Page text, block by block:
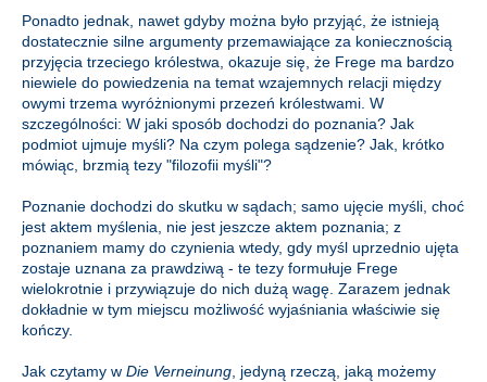
Ponadto jednak, nawet gdyby można było przyjąć, że istnieją
dostatecznie silne argumenty przemawiające za koniecznością
przyjęcia trzeciego królestwa, okazuje się, że Frege ma bardzo
niewiele do powiedzenia na temat wzajemnych relacji między
owymi trzema wyróżnionymi przezeń królestwami. W
szczególności: W jaki sposób dochodzi do poznania? Jak
podmiot ujmuje myśli? Na czym polega sądzenie? Jak, krótko
mówiąc, brzmią tezy "filozofii myśli"?
Poznanie dochodzi do skutku w sądach; samo ujęcie myśli, choć
jest aktem myślenia, nie jest jeszcze aktem poznania; z
poznaniem mamy do czynienia wtedy, gdy myśl uprzednio ujęta
zostaje uznana za prawdziwą - te tezy formułuje Frege
wielokrotnie i przywiązuje do nich dużą wagę. Zarazem jednak
dokładnie w tym miejscu możliwość wyjaśniania właściwie się
kończy.
Jak czytamy w Die Verneinung , jedyną rzeczą, jaką możemy